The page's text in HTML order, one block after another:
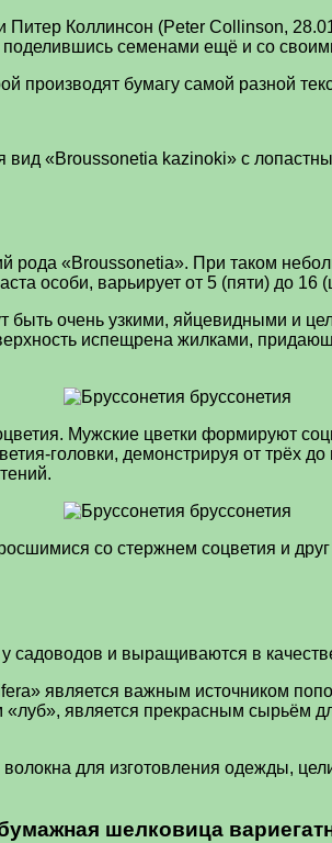
Коллинсон (Peter Collinson,
поделившись семенами ещё и со
производят бумагу самой разной
«Broussonetia kazinoki» с
рода «Broussonetia». При таком
особи, варьирует от 5 (пяти) до 16
быть очень узкими, яйцевидными и
испещрена жилками,
Мужские цветки формируют
головки, демонстрируя от трёх
со стержнем соцветия и
садоводов и выращиваются в
является важным источником
является прекрасным сырьём
для изготовления одежды,
шелковица